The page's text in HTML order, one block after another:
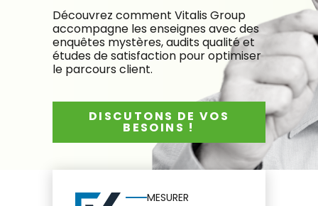
Découvrez comment Vitalis Group
accompagne les enseignes avec des
enquêtes mystères, audits qualité et
études de satisfaction pour optimiser
le parcours client.
DISCUTONS DE VOS
BESOINS !
MESURER